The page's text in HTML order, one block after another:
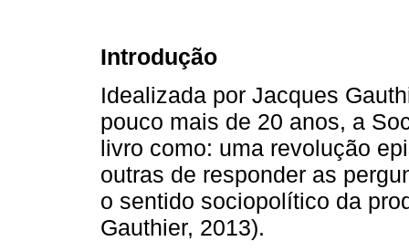
Introdução
Idealizada por Jacques
pouco mais de 20 anos, a
livro como: uma revolução
outras de responder as
o sentido sociopolítico da
Gauthier, 2013).